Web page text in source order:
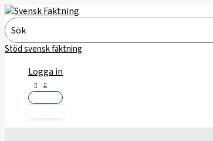
Hoppa
till
innehåll
Search
for:
Stöd svensk fäktning
Logga in